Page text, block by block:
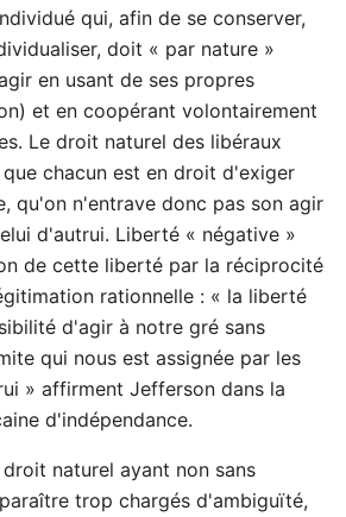
qui, afin de se conserver,
doit « par nature »
en usant de ses propres
et en coopérant volontairement
Le droit naturel des libéraux
chacun est en droit d'exiger
qu'on n'entrave donc pas son agir
d'autrui. Liberté « négative »
de cette liberté par la réciprocité
rationnelle : « la liberté
d'agir à notre gré sans
qui nous est assignée par les
» affirment Jefferson dans la
d'indépendance.
naturel ayant non sans
trop chargés d'ambiguïté,